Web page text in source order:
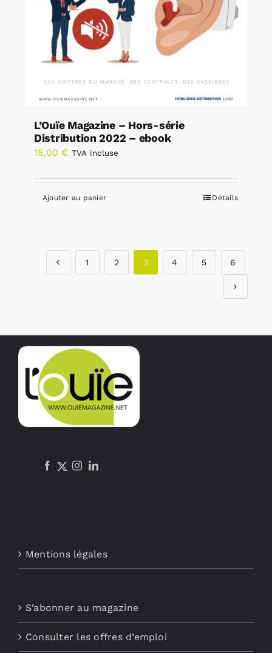
L’Ouïe Magazine – Hors-série
Distribution 2022 – ebook
15,00 € TVA incluse
Ajouter au panier Détails
1 2 3 4 5 6
Mentions légales
S’abonner au magazine
Consulter les offres d’emploi